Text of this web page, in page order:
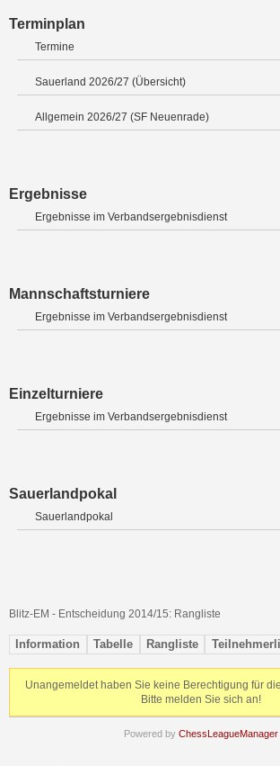
Terminplan
Termine
Sauerland 2026/27 (Übersicht)
Allgemein 2026/27 (SF Neuenrade)
Ergebnisse
Ergebnisse im Verbandsergebnisdienst
Mannschaftsturniere
Ergebnisse im Verbandsergebnisdienst
Einzelturniere
Ergebnisse im Verbandsergebnisdienst
Sauerlandpokal
Sauerlandpokal
Blitz-EM - Entscheidung 2014/15: Rangliste
Information Tabelle Rangliste
Unangemeldet haben Sie keine Berechtigung für
Bitte melden Sie sich an!
Powered by ChessLeagueManager